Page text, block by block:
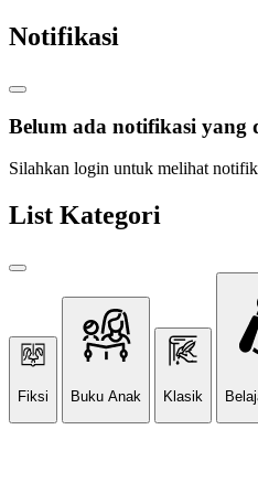
Notifikasi
Belum ada notifikasi yang
Silahkan login untuk melihat
List Kategori
Fiksi Buku Anak Klasik